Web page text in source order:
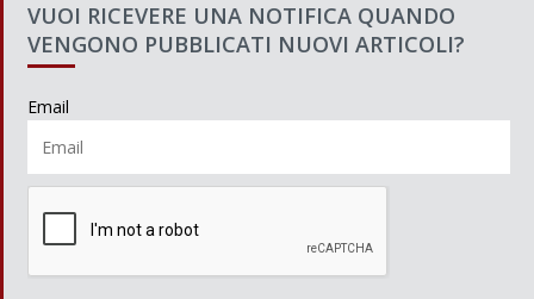
VUOI RICEVERE UNA NOTIFICA QUANDO
VENGONO PUBBLICATI NUOVI ARTICOLI?
Email